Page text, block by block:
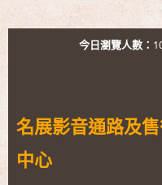
今日瀏覽人數：
名展影音通路及
中心